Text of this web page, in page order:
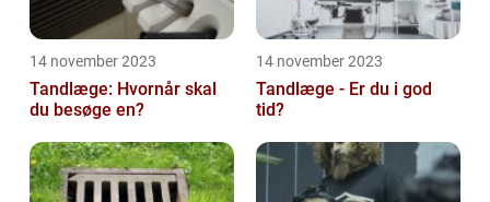
14 november 2023
Tandlæge: Hvornår skal
du besøge en?
14 november 2023
Tandlæge - Er du i god
tid?